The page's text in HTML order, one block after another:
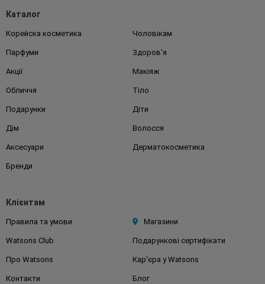
Каталог
Корейска косметика Чоловікам
Парфуми Здоров'я
Акції Макіяж
Обличчя Тіло
Подарунки Діти
Дім Волосся
Аксесуари Дерматокосметика
Бренди
Клієнтам
Правила та умови Магазини
Watsons Club Подарункові сертифікати
Про Watsons Кар'єра у Watsons
Контакти Блог